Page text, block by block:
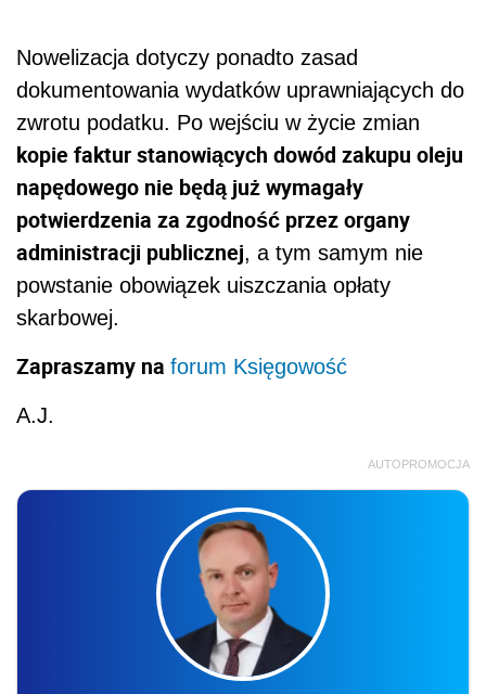
Nowelizacja dotyczy ponadto zasad
dokumentowania wydatków uprawniających do
zwrotu podatku. Po wejściu w życie zmian
kopie faktur stanowiących dowód zakupu oleju
napędowego nie będą już wymagały
potwierdzenia za zgodność przez organy
administracji publicznej, a tym samym nie
powstanie obowiązek uiszczania opłaty
skarbowej.
Zapraszamy na forum Księgowość
A.J.
AUTOPROMOCJA